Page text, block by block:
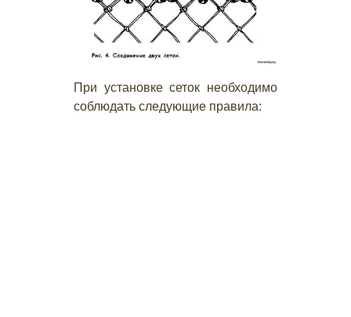
При установке сеток необходимо
соблюдать следующие правила: